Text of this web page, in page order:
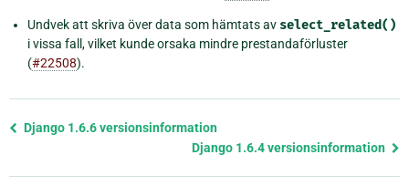
Undvek att skriva över data som hämtats av select_related()
i vissa fall, vilket kunde orsaka mindre prestandaförluster
(#22508).
Föregående
Django 1.6.6 versionsinformation
Django 1.6.4 versionsinformation